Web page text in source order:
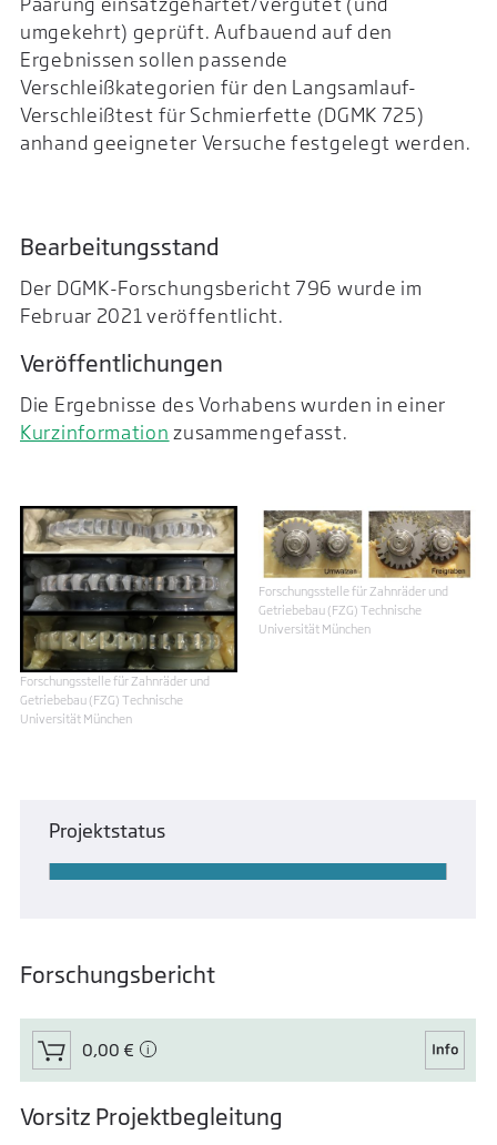
umgekehrt) geprüft. Aufbauend auf den
Ergebnissen sollen passende
Verschleißkategorien für den Langsamlauf-
Verschleißtest für Schmierfette (DGMK 725)
anhand geeigneter Versuche festgelegt werden.
Bearbeitungsstand
Der DGMK-Forschungsbericht 796 wurde im
Februar 2021 veröffentlicht.
Veröffentlichungen
Die Ergebnisse des Vorhabens wurden in einer
Kurzinformation zusammengefasst.
Forschungsstelle für Zahnräder und
Getriebebau (FZG) Technische
Universität München
Forschungsstelle für Zahnräder und
Getriebebau (FZG) Technische
Universität München
Projektstatus
Forschungsbericht
0,00 €
Vorsitz Projektbegleitung